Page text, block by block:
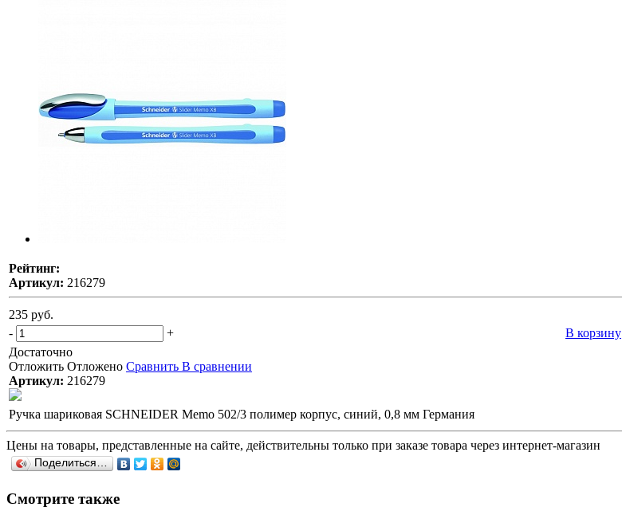
Рейтинг:
Артикул: 216279
235 руб.
-
+ В корзину
Достаточно
Отложить Отложено Сравнить В сравнении
Артикул: 216279
Ручка шариковая SCHNEIDER Memo 502/3 полимер корпус, синий, 0,8 мм Германия
Цены на товары, представленные на сайте, действительны только при заказе товара через интернет-магазин
Поделиться…
Смотрите также